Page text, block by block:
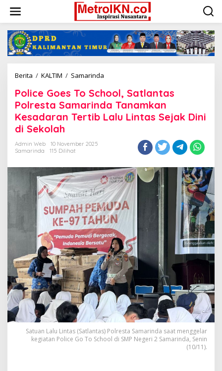
konten
Berita / KALTIM / Samarinda
To
School,
Satlantas
Polresta
Lintas
Sejak
Dini
di
Sekolah
Police Goes To School, Satlantas
Polresta Samarinda Tanamkan
Kesadaran Tertib Lalu Lintas Sejak Dini
di Sekolah
Admin Web
10 November 2025
Samarinda
115 Dilihat
Satuan Lalu Lintas (Satlantas) Polresta Samarinda saat menggelar
kegiatan Police Go To School di SMP Negeri 2 Samarinda, Senin
(10/11).